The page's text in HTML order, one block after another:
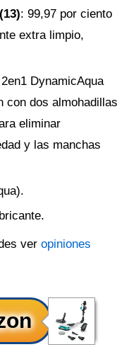
: 99,97 por ciento
extra limpio,
DynamicAqua
con dos almohadillas
eliminar
y las manchas
ver opiniones